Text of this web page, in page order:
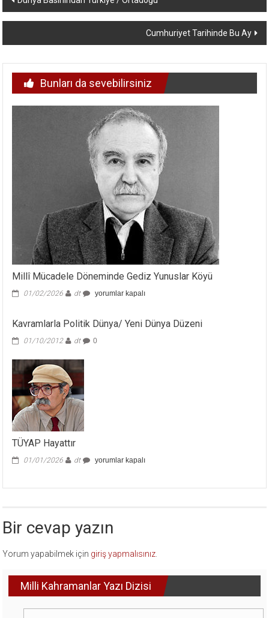
dolaşımı
Cumhuriyet Tarihinde Bu Ay
Bunları da sevebilirsiniz
Millî Mücadele Döneminde Gediz Yunuslar Köyü
01/02/2026 dt
Millî
Gediz
Yunuslar
yorumlar kapalı
Kavramlarla Politik Dünya/ Yeni Dünya Düzeni
01/10/2012 dt 0
TÜYAP Hayattır
01/01/2026 dt
TÜYAP
yorumlar kapalı
Bir cevap yazın
Yorum yapabilmek için giriş yapmalısınız
Milli Kahramanlar Yazı Dizisi